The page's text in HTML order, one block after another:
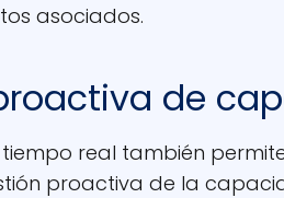
asociados.
de
tiempo real también
proactiva de la